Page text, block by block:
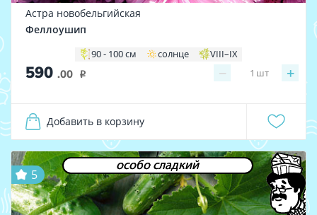
Астра новобельгийская
Феллоушип
90 - 100 см солнце VIII–IX
590 .00 i − +
1 шт
Добавить в корзину
особо сладкий
5